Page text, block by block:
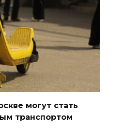
могут стать
транспортом